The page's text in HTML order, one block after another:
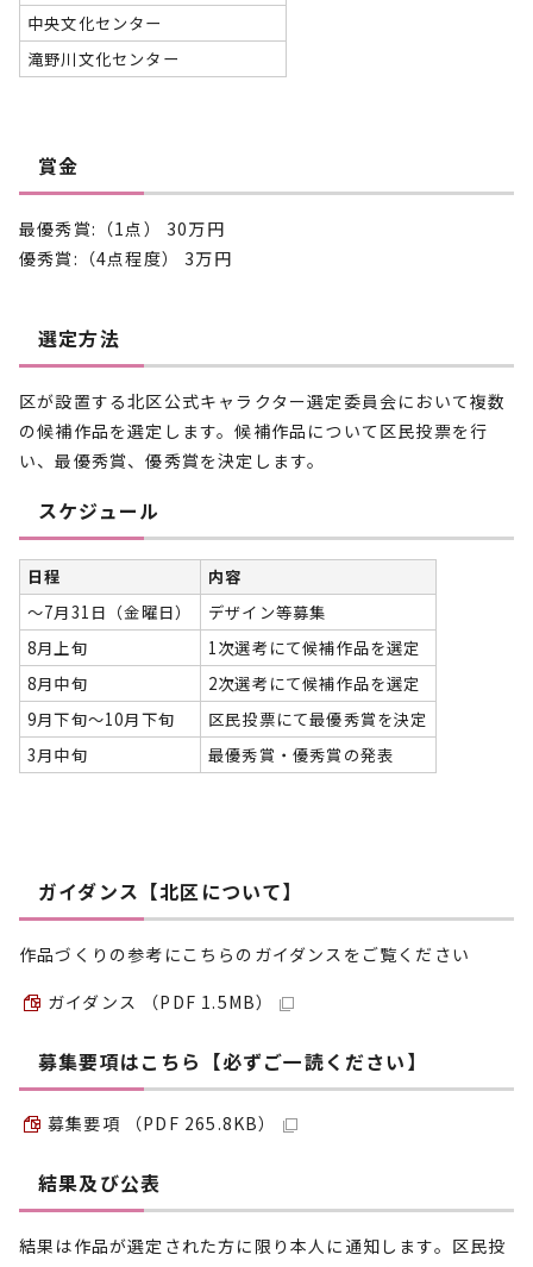
中央文化センター
滝野川文化センター
賞金
最優秀賞:（1点） 30万円
優秀賞:（4点程度） 3万円
選定方法
区が設置する北区公式キャラクター選定委員会において複数
の候補作品を選定します。候補作品について区民投票を行
い、最優秀賞、優秀賞を決定します。
スケジュール
日程
内容
～7月31日（金曜日）
デザイン等募集
8月上旬
1次選考にて候補作品を選定
8月中旬
2次選考にて候補作品を選定
9月下旬～10月下旬
区民投票にて最優秀賞を決定
3月中旬
最優秀賞・優秀賞の発表
ガイダンス【北区について】
作品づくりの参考にこちらのガイダンスをご覧ください
ガイダンス （PDF 1.5MB）
募集要項はこちら【必ずご一読ください】
募集要項 （PDF 265.8KB）
結果及び公表
結果は作品が選定された方に限り本人に通知します。区民投